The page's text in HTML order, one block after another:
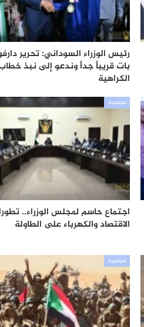
رئيس الوزراء السوداني: تحرير
بات قريباً جداً وندعو إلى نبذ
الكراهية
سياسية
اجتماع حاسم لمجلس الوزراء..
الاقتصاد والكهرباء على الطاولة
سياسية